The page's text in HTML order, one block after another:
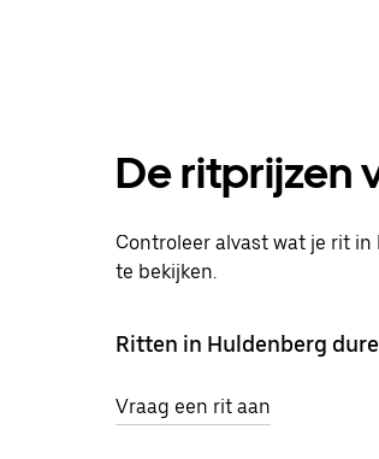
De ritprijzen
Controleer alvast wat je rit
te bekijken.
Ritten in Huldenberg
Vraag een rit aan